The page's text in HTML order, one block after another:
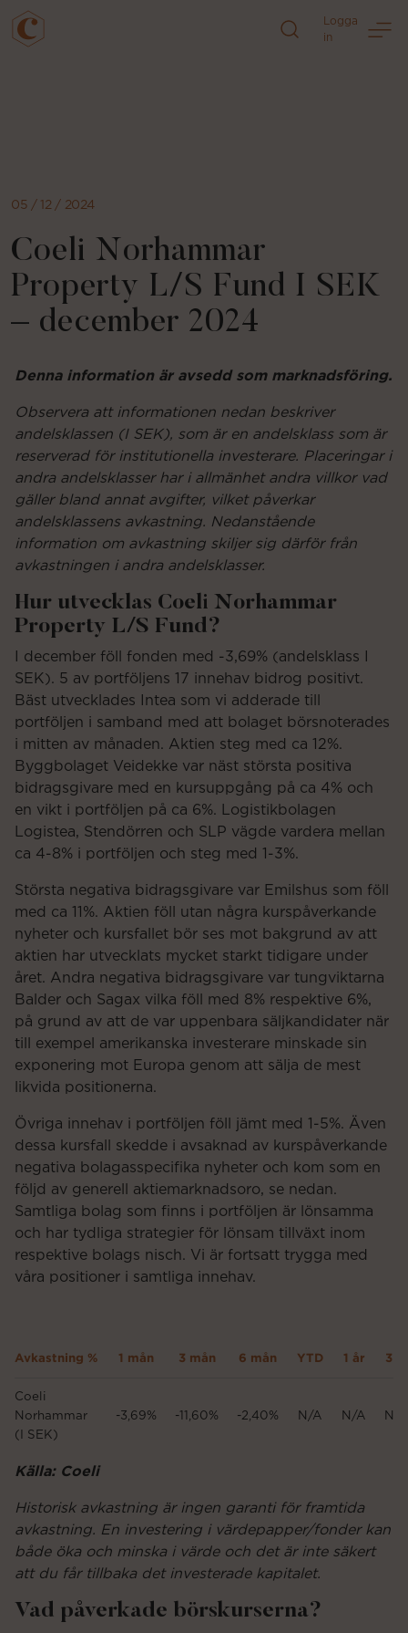
Logga
in
05 / 12 / 2024
Coeli Norhammar
Property L/S Fund I SEK
– december 2024
Denna information är avsedd som marknadsföring.
Observera att informationen nedan beskriver
andelsklassen (I SEK), som är en andelsklass som är
reserverad för institutionella investerare. Placeringar i
andra andelsklasser har i allmänhet andra villkor vad
gäller bland annat avgifter, vilket påverkar
andelsklassens avkastning. Nedanstående
information om avkastning skiljer sig därför från
avkastningen i andra andelsklasser.
Hur utvecklas Coeli Norhammar
Property L/S Fund?
I december föll fonden med -3,69% (andelsklass I
SEK). 5 av portföljens 17 innehav bidrog positivt.
Bäst utvecklades Intea som vi adderade till
portföljen i samband med att bolaget börsnoterades
i mitten av månaden. Aktien steg med ca 12%.
Byggbolaget Veidekke var näst största positiva
bidragsgivare med en kursuppgång på ca 4% och
en vikt i portföljen på ca 6%. Logistikbolagen
Logistea, Stendörren och SLP vägde vardera mellan
ca 4-8% i portföljen och steg med 1-3%.
Största negativa bidragsgivare var Emilshus som föll
med ca 11%. Aktien föll utan några kurspåverkande
nyheter och kursfallet bör ses mot bakgrund av att
aktien har utvecklats mycket starkt tidigare under
året. Andra negativa bidragsgivare var tungviktarna
Balder och Sagax vilka föll med 8% respektive 6%,
på grund av att de var uppenbara säljkandidater när
till exempel amerikanska investerare minskade sin
exponering mot Europa genom att sälja de mest
likvida positionerna.
Övriga innehav i portföljen föll jämt med 1-5%. Även
dessa kursfall skedde i avsaknad av kurspåverkande
negativa bolagasspecifika nyheter och kom som en
följd av generell aktiemarknadsoro, se nedan.
Samtliga bolag som finns i portföljen är lönsamma
och har tydliga strategier för lönsam tillväxt inom
respektive bolags nisch. Vi är fortsatt trygga med
våra positioner i samtliga innehav.
Avkastning % 1 mån 3 mån 6 mån YTD 1 år 3 år
Coeli
Norhammar
(I SEK)
-3,69% -11,60% -2,40% N/A N/A N/A
Källa: Coeli
Historisk avkastning är ingen garanti för framtida
avkastning. En investering i värdepapper/fonder kan
både öka och minska i värde och det är inte säkert
att du får tillbaka det investerade kapitalet.
Vad påverkade börskurserna?